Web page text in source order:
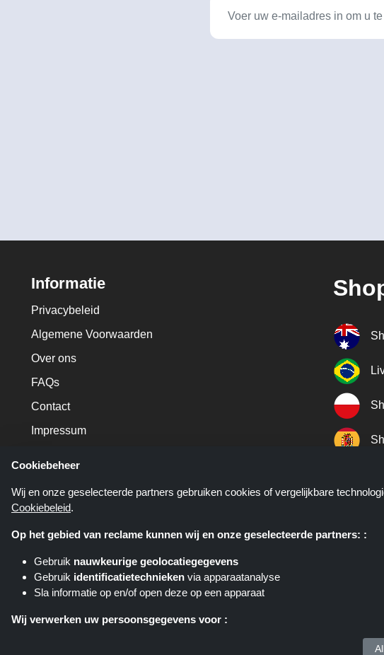
Informatie
Privacybeleid
Algemene Voorwaarden
Over ons
FAQs
Contact
Impressum
Shoppingspout.nl is een website die u deals,
Cookiebeheer
Wij en onze geselecteerde partners gebruiken cookies of vergelijkbare
Cookiebeleid.
Op het gebied van reclame kunnen wij en onze geselecteerde partners: :
Gebruik nauwkeurige geolocatiegegevens
Gebruik identificatietechnieken via apparaatanalyse
Sla informatie op en/of open deze op een apparaat
Wij verwerken uw persoonsgegevens voor :